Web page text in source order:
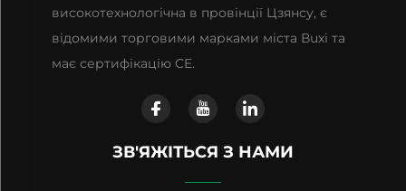
високотехнологічна в провінції Цзянсу, є
відомими торговими марками міста Вuxі та
має сертифікацію CE.
ЗВ'ЯЖІТЬСЯ З НАМИ